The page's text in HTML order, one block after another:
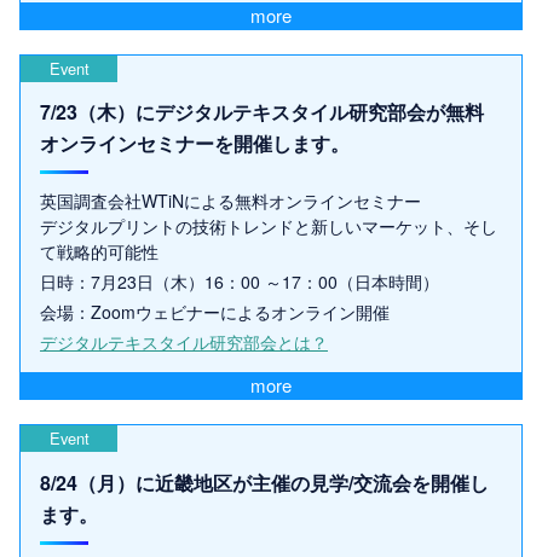
more
Event
7/23（木）にデジタルテキスタイル研究部会が無料
オンラインセミナーを開催します。
英国調査会社WTiNによる無料オンラインセミナー
デジタルプリントの技術トレンドと新しいマーケット、そし
て戦略的可能性
日時：7月23日（木）16：00 ～17：00（日本時間）
会場：Zoomウェビナーによるオンライン開催
デジタルテキスタイル研究部会とは？
more
Event
8/24（月）に近畿地区が主催の見学/交流会を開催し
ます。